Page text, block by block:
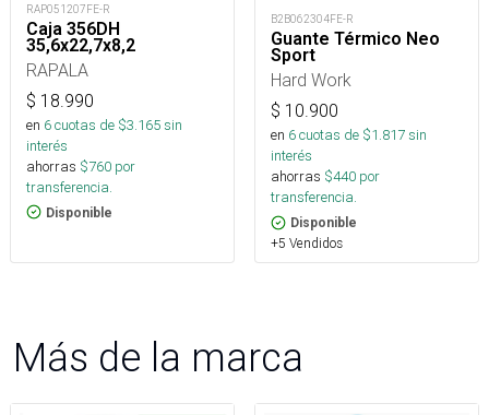
RAP051207FE-R
Caja 356DH
35,6x22,7x8,2
RAPALA
$ 18.990
en 6cuotas de $3.165sin
interés
ahorras $760 por
transferencia.
Disponible
B2B062304FE-R
Guante Térmico Neo
Sport
Hard Work
$ 10.900
en 6cuotas de $1.817sin
interés
ahorras $440 por
transferencia.
Disponible
+5 Vendidos
Más de la marca